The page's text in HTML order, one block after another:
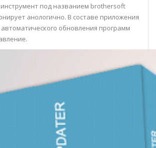
под названием brothersoft
анологично. В составе приложения
обновления программ